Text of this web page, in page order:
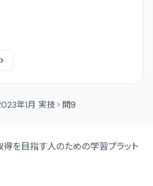
年1月 実技 問9
得を目指す人のための学習プラット